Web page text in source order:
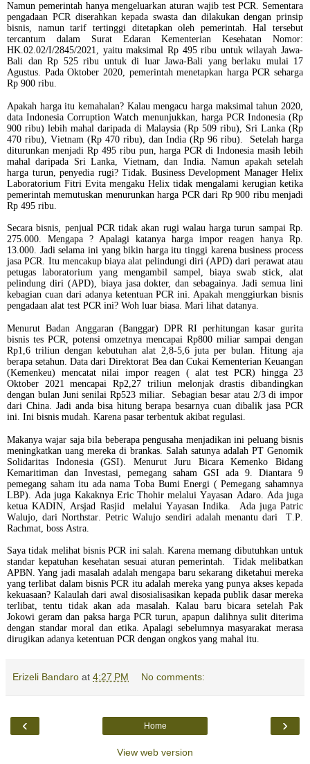
Namun pemerintah hanya mengeluarkan aturan wajib test PCR. Sementara
pengadaan PCR diserahkan kepada swasta dan dilakukan dengan prinsip
bisnis, namun tarif tertinggi ditetapkan oleh pemerintah. Hal tersebut
tercantum dalam Surat Edaran Kementerian Kesehatan Nomor:
HK.02.02/I/2845/2021, yaitu maksimal Rp 495 ribu untuk wilayah Jawa-
Bali dan Rp 525 ribu untuk di luar Jawa-Bali yang berlaku mulai 17
Agustus. Pada Oktober 2020, pemerintah menetapkan harga PCR seharga
Rp 900 ribu.
Apakah harga itu kemahalan? Kalau mengacu harga maksimal tahun 2020,
data Indonesia Corruption Watch menunjukkan, harga PCR Indonesia (Rp
900 ribu) lebih mahal daripada di Malaysia (Rp 509 ribu), Sri Lanka (Rp
470 ribu), Vietnam (Rp 470 ribu), dan India (Rp 96 ribu). Setelah harga
diturunkan menjadi Rp 495 ribu pun, harga PCR di Indonesia masih lebih
mahal daripada Sri Lanka, Vietnam, dan India. Namun apakah setelah
harga turun, penyedia rugi? Tidak. Business Development Manager Helix
Laboratorium Fitri Evita mengaku Helix tidak mengalami kerugian ketika
pemerintah memutuskan menurunkan harga PCR dari Rp 900 ribu menjadi
Rp 495 ribu.
Secara bisnis, penjual PCR tidak akan rugi walau harga turun sampai Rp.
275.000. Mengapa ?Apalagi katanya harga impor reagen hanya Rp.
13.000. Jadi selama ini yang bikin harga itu tinggi karena business process
jasa PCR. Itu mencakup biaya alat pelindungi diri (APD) dari perawat atau
petugas laboratorium yang mengambil sampel, biaya swab stick, alat
pelindung diri (APD), biaya jasa dokter, dan sebagainya. Jadi semua lini
kebagian cuan dari adanya ketentuan PCR ini. Apakah menggiurkan bisnis
pengadaan alat test PCR ini? Woh luar biasa. Mari lihat datanya.
Menurut Badan Anggaran (Banggar) DPR RI perhitungan kasar gurita
bisnis tes PCR, potensi omzetnya mencapai Rp800 miliar sampai dengan
Rp1,6 triliun dengan kebutuhan alat 2,8-5,6 juta per bulan. Hitung aja
berapa setahun. Data dari Direktorat Bea dan Cukai Kementerian Keuangan
(Kemenkeu) mencatat nilai impor reagen ( alat test PCR) hingga 23
Oktober 2021 mencapai Rp2,27 triliun melonjak drastis dibandingkan
dengan bulan Juni senilai Rp523 miliar. Sebagian besar atau 2/3 di impor
dari China. Jadi anda bisa hitung berapa besarnya cuan dibalik jasa PCR
ini. Ini bisnis mudah. Karena pasar terbentuk akibat regulasi.
Makanya wajar saja bila beberapa pengusaha menjadikan ini peluang bisnis
meningkatkan uang mereka di brankas. Salah satunya adalah PT Genomik
Solidaritas Indonesia (GSI). Menurut Juru Bicara Kemenko Bidang
Kemaritiman dan Investasi, pemegang saham GSI ada 9. Diantara 9
pemegang saham itu ada nama Toba Bumi Energi ( Pemegang sahamnya
LBP). Ada juga Kakaknya Eric Thohir melalui Yayasan Adaro. Ada juga
ketua KADIN, Arsjad Rasjid melalui Yayasan Indika. Ada juga Patric
Walujo, dari Northstar. Petric Walujo sendiri adalah menantu dari T.P.
Rachmat, boss Astra.
Saya tidak melihat bisnis PCR ini salah. Karena memang dibutuhkan untuk
standar kepatuhan kesehatan sesuai aturan pemerintah. Tidak melibatkan
APBN. Yang jadi masalah adalah mengapa baru sekarang diketahui mereka
yang terlibat dalam bisnis PCR itu adalah mereka yang punya akses kepada
kekuasaan? Kalaulah dari awal disosialisasikan kepada publik dasar mereka
terlibat, tentu tidak akan ada masalah. Kalau baru bicara setelah Pak
Jokowi geram dan paksa harga PCR turun, apapun dalihnya sulit diterima
dengan standar moral dan etika. Apalagi sebelumnya masyarakat merasa
dirugikan adanya ketentuan PCR dengan ongkos yang mahal itu.
Erizeli Bandaro at 4:27 PM No comments:
‹ ›
Home
View web version